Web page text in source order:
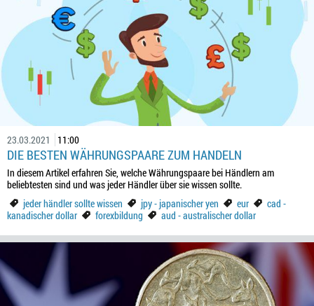
23.03.2021 11:00
DIE BESTEN WÄHRUNGSPAARE ZUM HANDELN
In diesem Artikel erfahren Sie, welche Währungspaare bei Händlern am
beliebtesten sind und was jeder Händler über sie wissen sollte.
jeder händler sollte wissen
jpy - japanischer yen eur
cad -
kanadischer dollar
forexbildung aud - australischer dollar